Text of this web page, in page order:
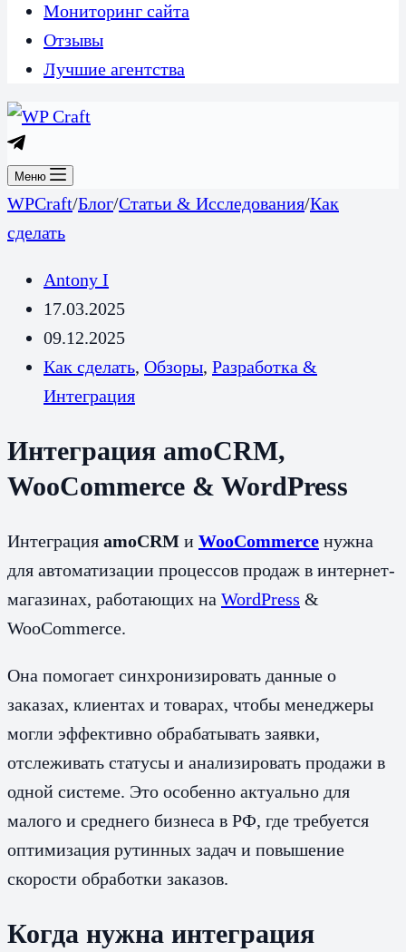
Мониторинг сайта
Отзывы
Лучшие агентства
Меню
WPCraft/Блог/Статьи & Исследования/Как
сделать
Antony I
17.03.2025
09.12.2025
Как сделать, Обзоры, Разработка &
Интеграция
Интеграция amoCRM,
WooCommerce & WordPress
Интеграция amoCRM и WooCommerce нужна
для автоматизации процессов продаж в интернет-
магазинах, работающих на WordPress &
WooCommerce.
Она помогает синхронизировать данные о
заказах, клиентах и товарах, чтобы менеджеры
могли эффективно обрабатывать заявки,
отслеживать статусы и анализировать продажи в
одной системе. Это особенно актуально для
малого и среднего бизнеса в РФ, где требуется
оптимизация рутинных задач и повышение
скорости обработки заказов.
Когда нужна интеграция